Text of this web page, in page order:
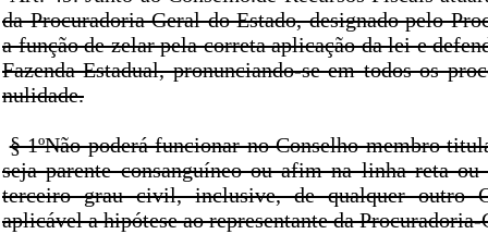
da Procuradoria Geral do Estado, designado pelo
a função de zelar pela correta aplicação da lei e
Fazenda Estadual, pronunciando-se em todos os
nulidade.
§ 1ºNão poderá funcionar no Conselho membro
seja parente consanguíneo ou afim na linha reta
terceiro grau civil, inclusive, de qualquer outro
aplicável a hipótese ao representante da